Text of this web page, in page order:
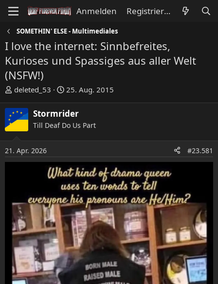
Anmelden Registrieren
SOMETHIN' ELSE - Multimediales
I love the internet: Sinnbefreites,
Kurioses und Spassiges aus aller Welt
(NSFW!)
E
s
t
e
l
e
deleted_53
E
s
t
e
l
t
a
m
25. Aug. 2015
Stormrider
Till Deaf Do Us Part
21. Apr. 2026 #23.581